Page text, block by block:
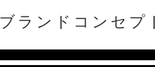
ブランドコンセプ